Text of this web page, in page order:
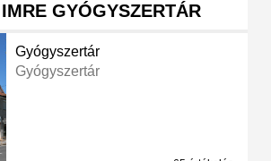
GYÓGYSZERTÁR
Gyógyszertár
Gyógyszertár